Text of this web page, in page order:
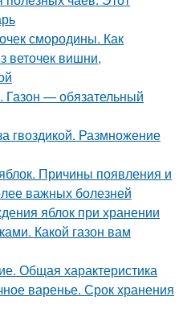
смородины. Как
веточек вишни,
Газон — обязательный
гвоздикой. Размножение
Причины появления и
важных болезней
яблок при хранении
Какой газон вам
Общая характеристика
варенье. Срок хранения